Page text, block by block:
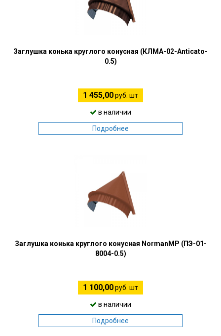
Заглушка конька круглого конусная (КЛМА-02-Anticato-
0.5)
1 455,00руб. шт
в наличии
Подробнее
Заглушка конька круглого конусная NormanMP (ПЭ-01-
8004-0.5)
1 100,00руб. шт
в наличии
Подробнее